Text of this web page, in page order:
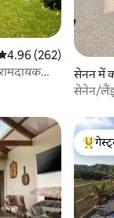
रेटिंग 5 में से 4.96,
4.96 (262)
सेनन में
सेनेन/
गेस्ट्स